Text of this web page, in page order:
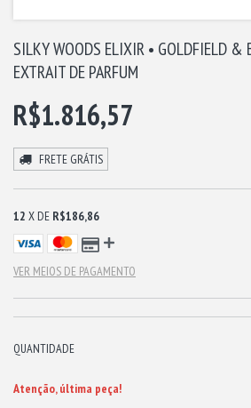
SILKY WOODS ELIXIR • GOLDFIELD &
EXTRAIT DE PARFUM
R$1.816,57
FRETE GRÁTIS
12 X DE R$186,86
VER MEIOS DE PAGAMENTO
QUANTIDADE
Atenção, última peça!